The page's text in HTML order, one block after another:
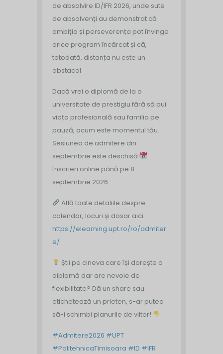
de absolvire ID/IFR 2026, unde sute
de absolvenți au demonstrat că
ambiția și perseverența pot învinge
orice program încărcat și că,
totodată, distanța nu este un
obstacol.
Dacă vrei o diplomă de la o
universitate de prestigiu fără să pui
viața profesională sau familia pe
pauză, acum este momentul tău.
Sesiunea de admitere din
septembrie este deschisă!
Înscrieri online până pe 8
septembrie 2026.
Află toate detaliile despre
calendar, locuri și dosar aici:
https://elearning.upt.ro/ro/admiter
e/
Știi pe cineva care își dorește o
diplomă dar are nevoie de
flexibilitate? Dă un share sau
etichetează un prieten, s-ar putea
să-i schimbi planurile de viitor!
#Admitere2026 #UPT
#PolitehnicaTimisoara #ID #IFR